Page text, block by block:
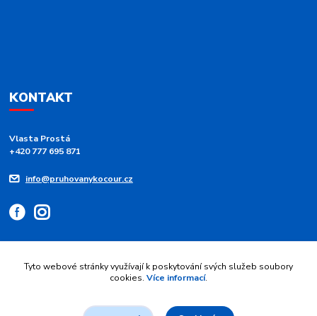
KONTAKT
Vlasta Prostá
+420 777 695 871
info@pruhovanykocour.cz
Upravit sběr cookies.
Tyto webové stránky využívají k poskytování svých služeb soubory
cookies. Více informací.